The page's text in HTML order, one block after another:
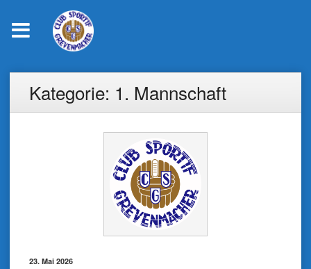
contentKategorie: 1. Mannschaft
23. Mai 2026